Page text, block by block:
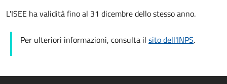
L'ISEE ha validità fino al 31 dicembre dello stesso anno.
Per ulteriori informazioni, consulta il sito dell'INPS.